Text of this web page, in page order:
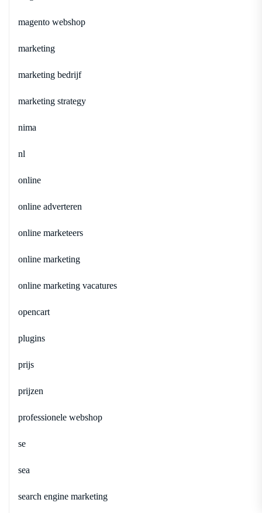
magento webshop
marketing
marketing bedrijf
marketing strategy
nima
nl
online
online adverteren
online marketeers
online marketing
online marketing vacatures
opencart
plugins
prijs
prijzen
professionele webshop
se
sea
search engine marketing